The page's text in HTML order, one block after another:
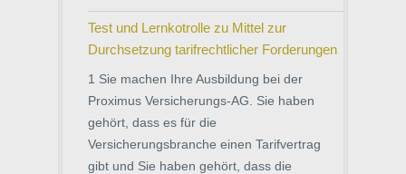
Test und Lernkotrolle zu Mittel zur
Durchsetzung tarifrechtlicher Forderungen
1 Sie machen Ihre Ausbildung bei der
Proximus Versicherungs-AG. Sie haben
gehört, dass es für die
Versicherungsbranche einen Tarifvertrag
gibt und Sie haben gehört, dass die